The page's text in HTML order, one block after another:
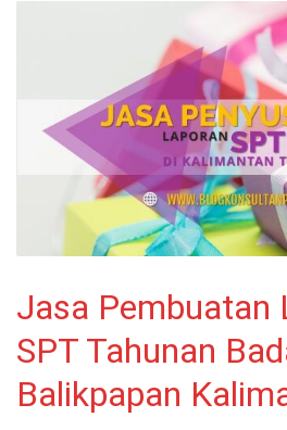
Jasa Pembuatan
SPT Tahunan
Balikpapan